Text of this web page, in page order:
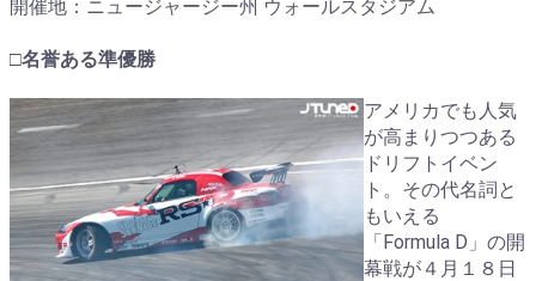
開催地：ニュージャージー州 ウォールスタジアム
□名誉ある準優勝
アメリカでも人気
が高まりつつある
ドリフトイベン
ト。その代名詞と
もいえる
「Formula D」の開
幕戦が４月１８日